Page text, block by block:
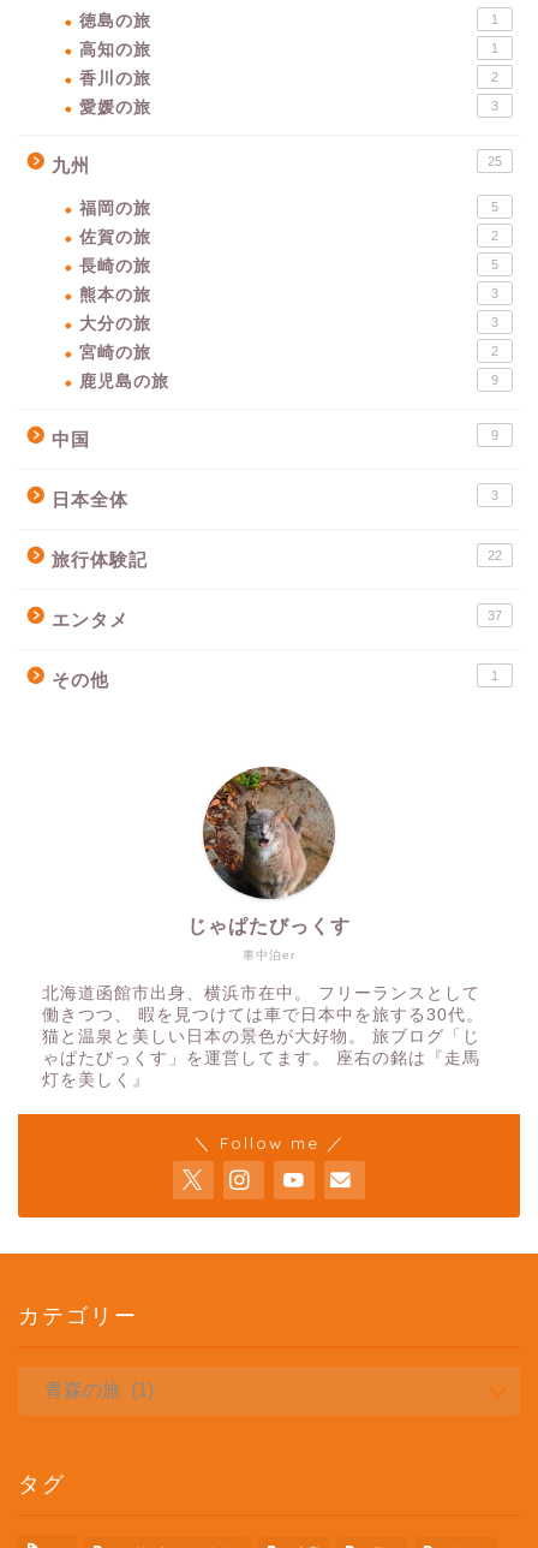
徳島の旅 1
高知の旅 1
香川の旅 2
愛媛の旅 3
九州 25
福岡の旅 5
佐賀の旅 2
長崎の旅 5
熊本の旅 3
大分の旅 3
宮崎の旅 2
鹿児島の旅 9
中国 9
日本全体 3
旅行体験記 22
エンタメ 37
その他 1
車中泊er
じゃぱたびっくす
北海道函館市出身、横浜市在中。 フリーランスとして
働きつつ、 暇を見つけては車で日本中を旅する30代。
猫と温泉と美しい日本の景色が大好物。 旅ブログ「じ
ゃぱたびっくす」を運営してます。 座右の銘は『走馬
灯を美しく』
＼ Follow me ／
カテゴリー
ー
タグ